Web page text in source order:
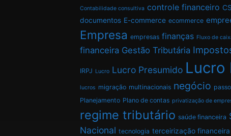
Contabilidade consultiva controle financeiro
documentos E-commerce ecommerce
Empresa empresas finanças Fluxo de
financeira Gestão Tributária
IRPJ Lucro Lucro Presumido Lucro
lucros migração multinacionais negócio
Planejamento Plano de contas privatização de
regime tributário saúde financeira
Nacional tecnologia terceirização financeira